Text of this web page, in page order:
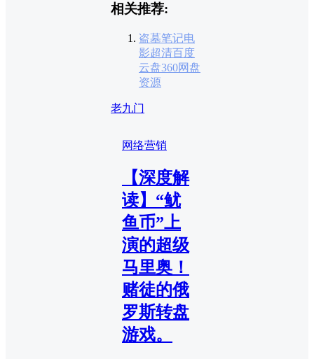
相关推荐:
盗墓笔记电
影超清百度
云盘360网盘
资源
老九门
网络营销
【深度解
读】“鱿
鱼币”上
演的超级
马里奥！
赌徒的俄
罗斯转盘
游戏。